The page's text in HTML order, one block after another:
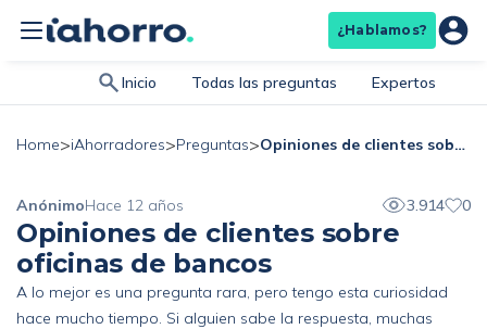
¿Hablamos?
Inicio Todas las preguntas Expertos
Home>iAhorradores>Preguntas> Opiniones de clientes sobre oficinas de bancos
AnónimoHace 12 años 3.914 0
Opiniones de clientes sobre
oficinas de bancos
A lo mejor es una pregunta rara, pero tengo esta curiosidad
hace mucho tiempo. Si alguien sabe la respuesta, muchas